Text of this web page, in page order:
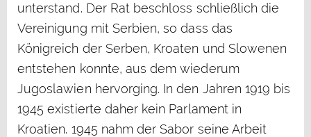
unterstand. Der Rat beschloss schließlich die
Vereinigung mit Serbien, so dass das
Königreich der Serben, Kroaten und Slowenen
entstehen konnte, aus dem wiederum
Jugoslawien hervorging. In den Jahren 1919 bis
1945 existierte daher kein Parlament in
Kroatien. 1945 nahm der Sabor seine Arbeit